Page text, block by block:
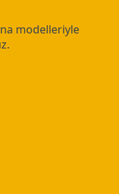
modelleriyle